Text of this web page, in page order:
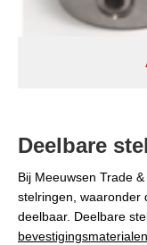
Deelbare
Bij Meeuwsen Trade
stelringen, waaronder
deelbaar. Deelbare
bevestigingsmaterialen